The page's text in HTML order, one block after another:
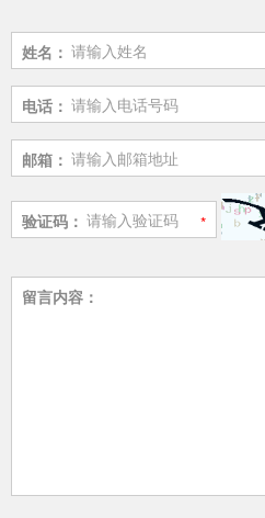
姓名：
电话：
邮箱：
验证码：
留言内容：